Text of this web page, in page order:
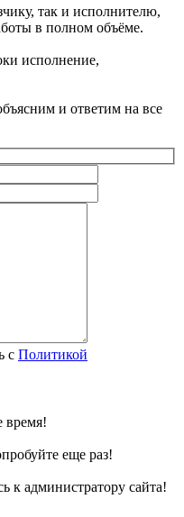
так и исполнителю,
в полном объёме.
исполнение,
и ответим на все
с Политикой
время!
еще раз!
к администратору сайта!